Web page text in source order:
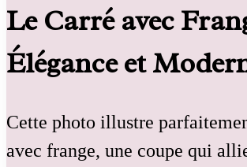
Le Carré avec
Élégance et
Cette photo illustre
avec frange, une coupe qui